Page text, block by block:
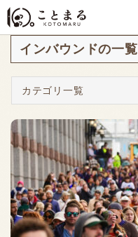
お知らせ 2026年6月
インバウンドの一覧
カテゴリ一覧